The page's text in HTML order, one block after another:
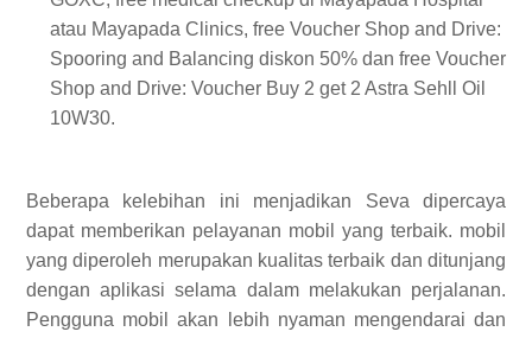
atau Mayapada Clinics, free Voucher Shop and Drive:
Spooring and Balancing diskon 50% dan free Voucher
Shop and Drive: Voucher Buy 2 get 2 Astra Sehll Oil
10W30.
Beberapa kelebihan ini menjadikan Seva dipercaya
dapat memberikan pelayanan mobil yang terbaik. mobil
yang diperoleh merupakan kualitas terbaik dan ditunjang
dengan aplikasi selama dalam melakukan perjalanan.
Pengguna mobil akan lebih nyaman mengendarai dan